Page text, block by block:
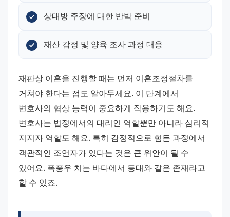
상대방 주장에 대한 반박 준비
재산 감정 및 양육 조사 과정 대응
재판상 이혼을 진행할 때는 먼저 이혼조정절차를
거쳐야 한다는 점도 알아두세요. 이 단계에서
변호사의 협상 능력이 중요하게 작용하기도 해요.
변호사는 법정에서의 대리인 역할뿐만 아니라 심리적
지지자 역할도 해요. 특히 감정적으로 힘든 과정에서
객관적인 조언자가 있다는 것은 큰 위안이 될 수
있어요. 폭풍우 치는 바다에서 등대와 같은 존재라고
할 수 있죠.